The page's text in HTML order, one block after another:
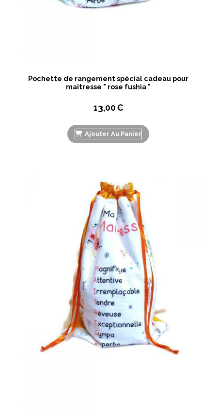
Pochette de rangement spécial cadeau pour
maitresse " rose fushia "
13,00€
Ajouter Au Panier